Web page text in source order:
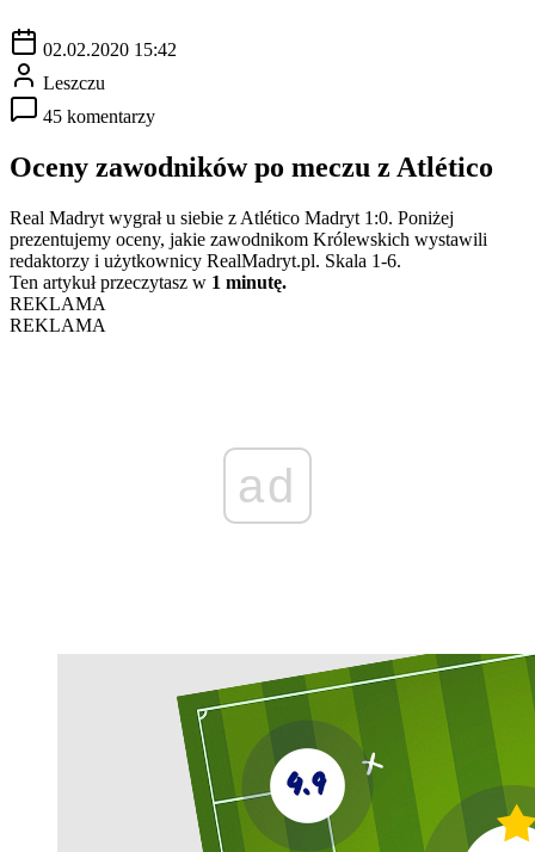
02.02.2020 15:42
Leszczu
45 komentarzy
Oceny zawodników po meczu z Atlético
Real Madryt wygrał u siebie z Atlético Madryt 1:0. Poniżej
prezentujemy oceny, jakie zawodnikom Królewskich wystawili
redaktorzy i użytkownicy RealMadryt.pl. Skala 1-6.
Ten artykuł przeczytasz w 1 minutę.
REKLAMA
REKLAMA
ad